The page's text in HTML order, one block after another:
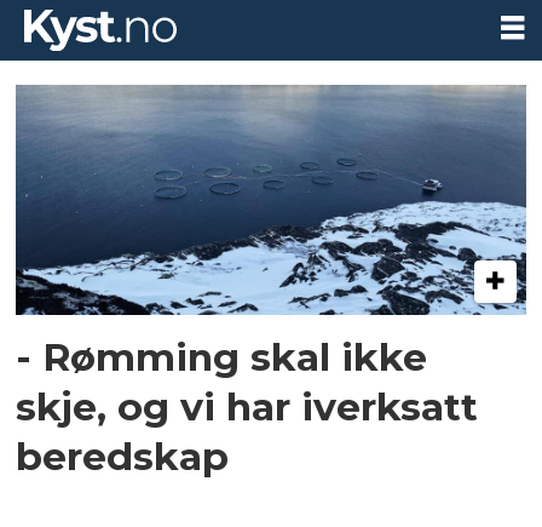
Tag:
snefjorden
- Rømming skal ikke
skje, og vi har iverksatt
beredskap